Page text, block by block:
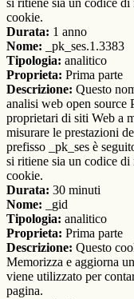
si ritiene sia un codice
cookie.
Durata: 1 anno
Nome: _pk_ses.1.3383
Tipologia: analitico
Proprieta: Prima parte
Descrizione: Questo
analisi web open source
proprietari di siti Web a
misurare le prestazioni
prefisso _pk_ses è
si ritiene sia un codice
cookie.
Durata: 30 minuti
Nome: _gid
Tipologia: analitico
Proprieta: Prima parte
Descrizione: Questo
Memorizza e aggiorna
viene utilizzato per
pagina.